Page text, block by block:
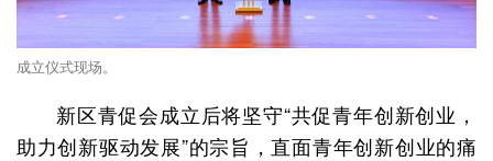
成立仪式现场。
新区青促会成立后将坚守“共促青年创新创业，
助力创新驱动发展”的宗旨，直面青年创新创业的痛